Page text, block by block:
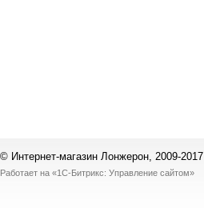
© Интернет-магазин Лонжерон, 2009-2017
Работает на «1С-Битрикс: Управление сайтом»